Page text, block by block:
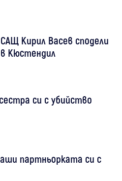
Кирил Васев сподели
Кюстендил
си с убийство
партньорката си с